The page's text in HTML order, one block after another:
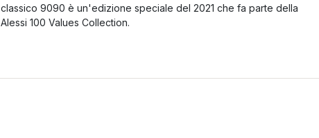
classico 9090 è un'edizione speciale del 2021 che fa parte della
Alessi 100 Values Collection.